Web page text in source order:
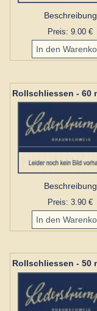
Beschreibung
Preis: 9.00 €
Beschreibung
Preis: 3.90 €